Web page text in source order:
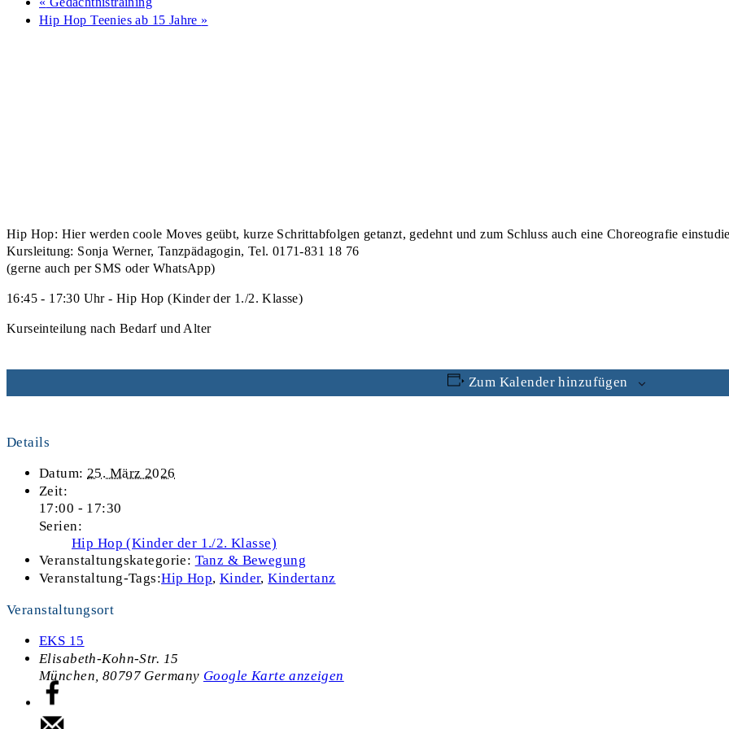
Hip Hop Teenies ab 15 Jahre »
Hip Hop: Hier werden coole Moves geübt, kurze Schrittabfolgen getanzt, gedehnt und zum Schluss auch eine Choreografie
Kursleitung: Sonja Werner, Tanzpädagogin, Tel. 0171-831 18 76
(gerne auch per SMS oder WhatsApp)
16:45 - 17:30 Uhr - Hip Hop (Kinder der 1./2. Klasse)
Kurseinteilung nach Bedarf und Alter
Zum Kalender hinzufügen
Details
Datum: 25. März 2026
Zeit:
17:00 - 17:30
Serien:
Hip Hop (Kinder der 1./2. Klasse)
Veranstaltungskategorie: Tanz & Bewegung
Veranstaltung-Tags:Hip Hop, Kinder,Kindertanz
Veranstaltungsort
EKS 15
Elisabeth-Kohn-Str. 15
München, 80797 Germany Google Karte anzeigen